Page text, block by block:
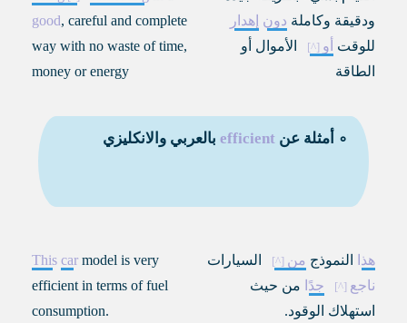
ودقيقة وكاملة دون إهدار
للوقت أو
الأموال أو
الطاقة
good, careful and complete
way with no waste of time,
money or energy
∘ أمثلة عنefficient بالعربي والانكليزي
هذا النموذج من
السيارات
ناجع
جدًا من حيث
استهلاك الوقود.
This car model is very
efficient in terms of fuel
consumption.